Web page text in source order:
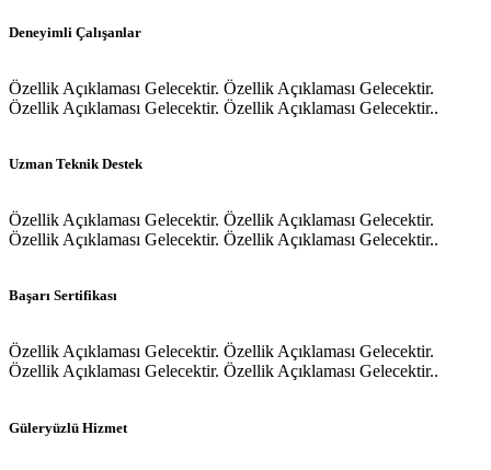
Deneyimli Çalışanlar
Özellik Açıklaması Gelecektir. Özellik Açıklaması Gelecektir.
Özellik Açıklaması Gelecektir. Özellik Açıklaması Gelecektir..
Uzman Teknik Destek
Özellik Açıklaması Gelecektir. Özellik Açıklaması Gelecektir.
Özellik Açıklaması Gelecektir. Özellik Açıklaması Gelecektir..
Başarı Sertifikası
Özellik Açıklaması Gelecektir. Özellik Açıklaması Gelecektir.
Özellik Açıklaması Gelecektir. Özellik Açıklaması Gelecektir..
Güleryüzlü Hizmet